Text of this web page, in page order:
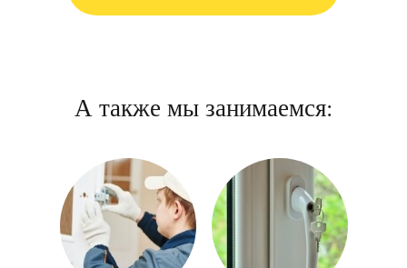
А также мы занимаемся: